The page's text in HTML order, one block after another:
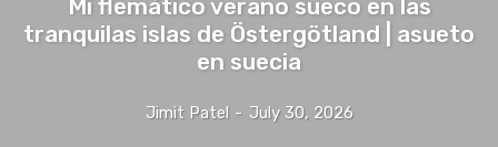
tranquilas islas de Östergötland | asueto
en suecia
Jimit Patel - July 30, 2026